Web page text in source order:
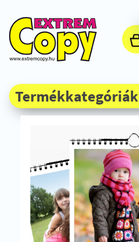
Termékkategóriák